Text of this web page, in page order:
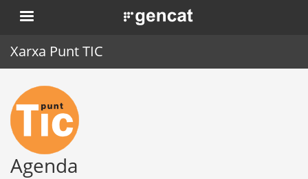
Vés
al
. Obre en una nova finestra.
Xarxa Punt TIC
Inici
Punt TIC
Actualitat
Agenda